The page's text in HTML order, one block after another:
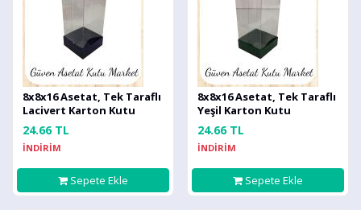
8x8x16 Asetat, Tek Taraflı
Lacivert Karton Kutu
24.66 TL
İNDİRİM
Sepete Ekle
8x8x16 Asetat, Tek Taraflı
Yeşil Karton Kutu
24.66 TL
İNDİRİM
Sepete Ekle